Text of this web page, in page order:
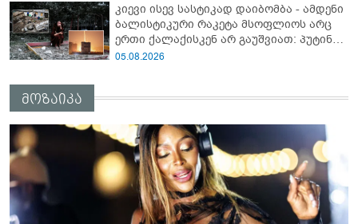
კიევი ისევ სასტიკად დაიბომბა - ამდენი
ბალისტიკური რაკეტა მსოფლიოს არც
ერთი ქალაქისკენ არ გაუშვიათ: პუტინის
ახალი ანტირეკორდი
05.08.2026
მოზაიკა